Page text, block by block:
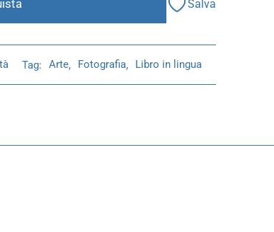
Salva
Tag: Arte, Fotografia, Libro in lingua